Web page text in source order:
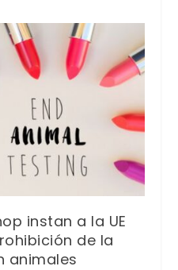
instan a la UE
de la
animales